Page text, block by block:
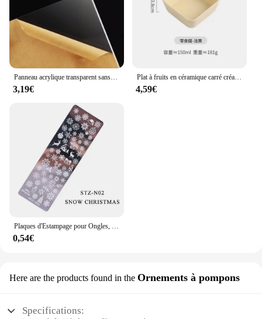
Panneau acrylique transparent sans tour, plaque de verre plexiglas transparent, feuille organique en plastique, méthacrylat, épaisseur 1mm, 2mm, 3mm, 1 pièce
3,19€
Plat à fruits en céramique carré créatif, plat à Sauce Barbecue assiette à bonbons pour Dessert à la maison, bol à noix en porcelaine, décoration de la maison moderne
4,59€
Plaques d'Estampage pour Ongles, Papillon, Fleur, Géométrie, Feuilles d'Animaux, Bricolage, Galets d'Image pour Verhéritage à Ongles, Modèles d'Impression, Outils, KUI2.4
0,54€
Here are the products found in the Ornements à pompons
Specifications: